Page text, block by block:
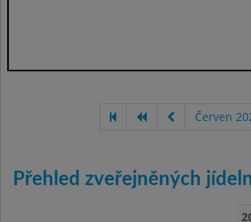
Červen
Přehled zveřejněných